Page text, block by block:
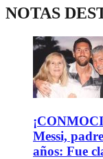
NOTAS
Messi,
años: Fue